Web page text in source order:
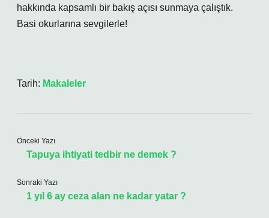
hakkında kapsamlı bir bakış açısı sunmaya çalıştık.
Basi okurlarına sevgilerle!
Tarih: Makaleler
Önceki Yazı
Tapuya ihtiyati tedbir ne demek ?
Sonraki Yazı
1 yıl 6 ay ceza alan ne kadar yatar ?